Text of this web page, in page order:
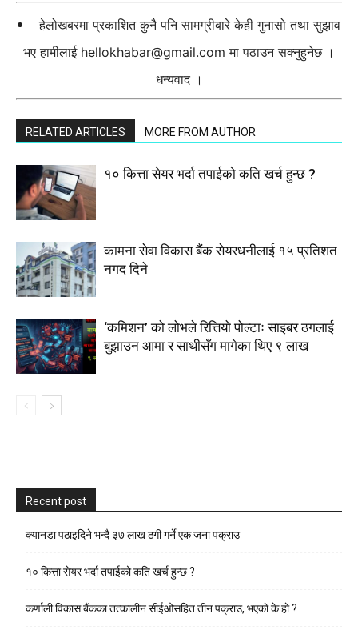
हेलोखबरमा प्रकाशित कुनै पनि सामग्रीबारे केही गुनासो तथा सुझाव
भए हामीलाई hellokhabar@gmail.com मा पठाउन सक्नुहुनेछ ।
धन्यवाद ।
RELATED ARTICLES MORE FROM AUTHOR
१० कित्ता सेयर भर्दा तपाईको कति खर्च हुन्छ ?
कामना सेवा विकास बैंक सेयरधनीलाई १५ प्रतिशत
नगद दिने
‘कमिशन’ को लोभले रित्तियो पोल्टाः साइबर ठगलाई
बुझाउन आमा र साथीसँग मागेका थिए ९ लाख
Recent post
क्यानडा पठाइदिने भन्दै ३७ लाख ठगी गर्ने एक जना पक्राउ
१० कित्ता सेयर भर्दा तपाईको कति खर्च हुन्छ ?
कर्णाली विकास बैंकका तत्कालीन सीईओसहित तीन पक्राउ, भएकाे के हाे ?